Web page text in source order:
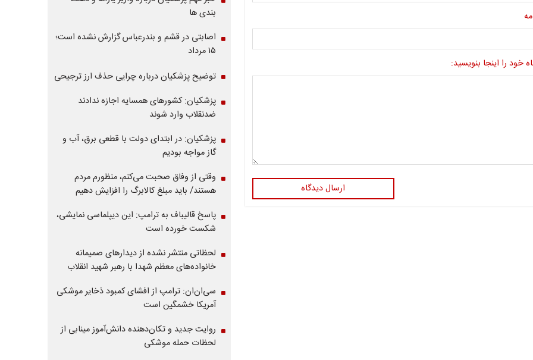
خود را اینجا بنویسید:
ارسال دیدگاه
بندی ها
اصابتی در قشم و بندرعباس گزارش نشده است؛
۱۵ مرداد
توضیح پزشکیان درباره چرایی حذف ارز ترجیحی
پزشکیان: کشورهای همسایه اجازه ندادند
ضدنقلاب وارد شوند
پزشکیان: در ابتدای دولت با قطعی برق، آب و
گاز مواجه بودیم
وقتی از وفاق صحبت می‌کنم، منظورم مردم
هستند/ باید مبلغ کالابرگ را افزایش دهیم
پاسخ قالیباف به ترامپ: این دیپلماسی نمایشی،
شکست خورده است
لحظاتی منتشر نشده از دیدارهای صمیمانه
خانواده‌های معظم شهدا با رهبر شهید انقلاب
سی‌ان‌ان: ترامپ از افشای کمبود ذخایر موشکی
آمریکا خشمگین است
روایت جدید و تکان‌دهنده دانش‌آموز مینابی از
لحظات حمله موشکی